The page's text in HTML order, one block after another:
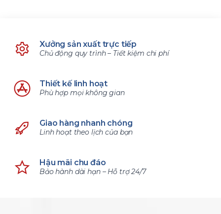
Xưởng sản xuất trực tiếp
Chủ động quy trình – Tiết kiệm chi phí
Thiết kế linh hoạt
Phù hợp mọi không gian
Giao hàng nhanh chóng
Linh hoạt theo lịch của bạn
Hậu mãi chu đáo
Bảo hành dài hạn – Hỗ trợ 24/7